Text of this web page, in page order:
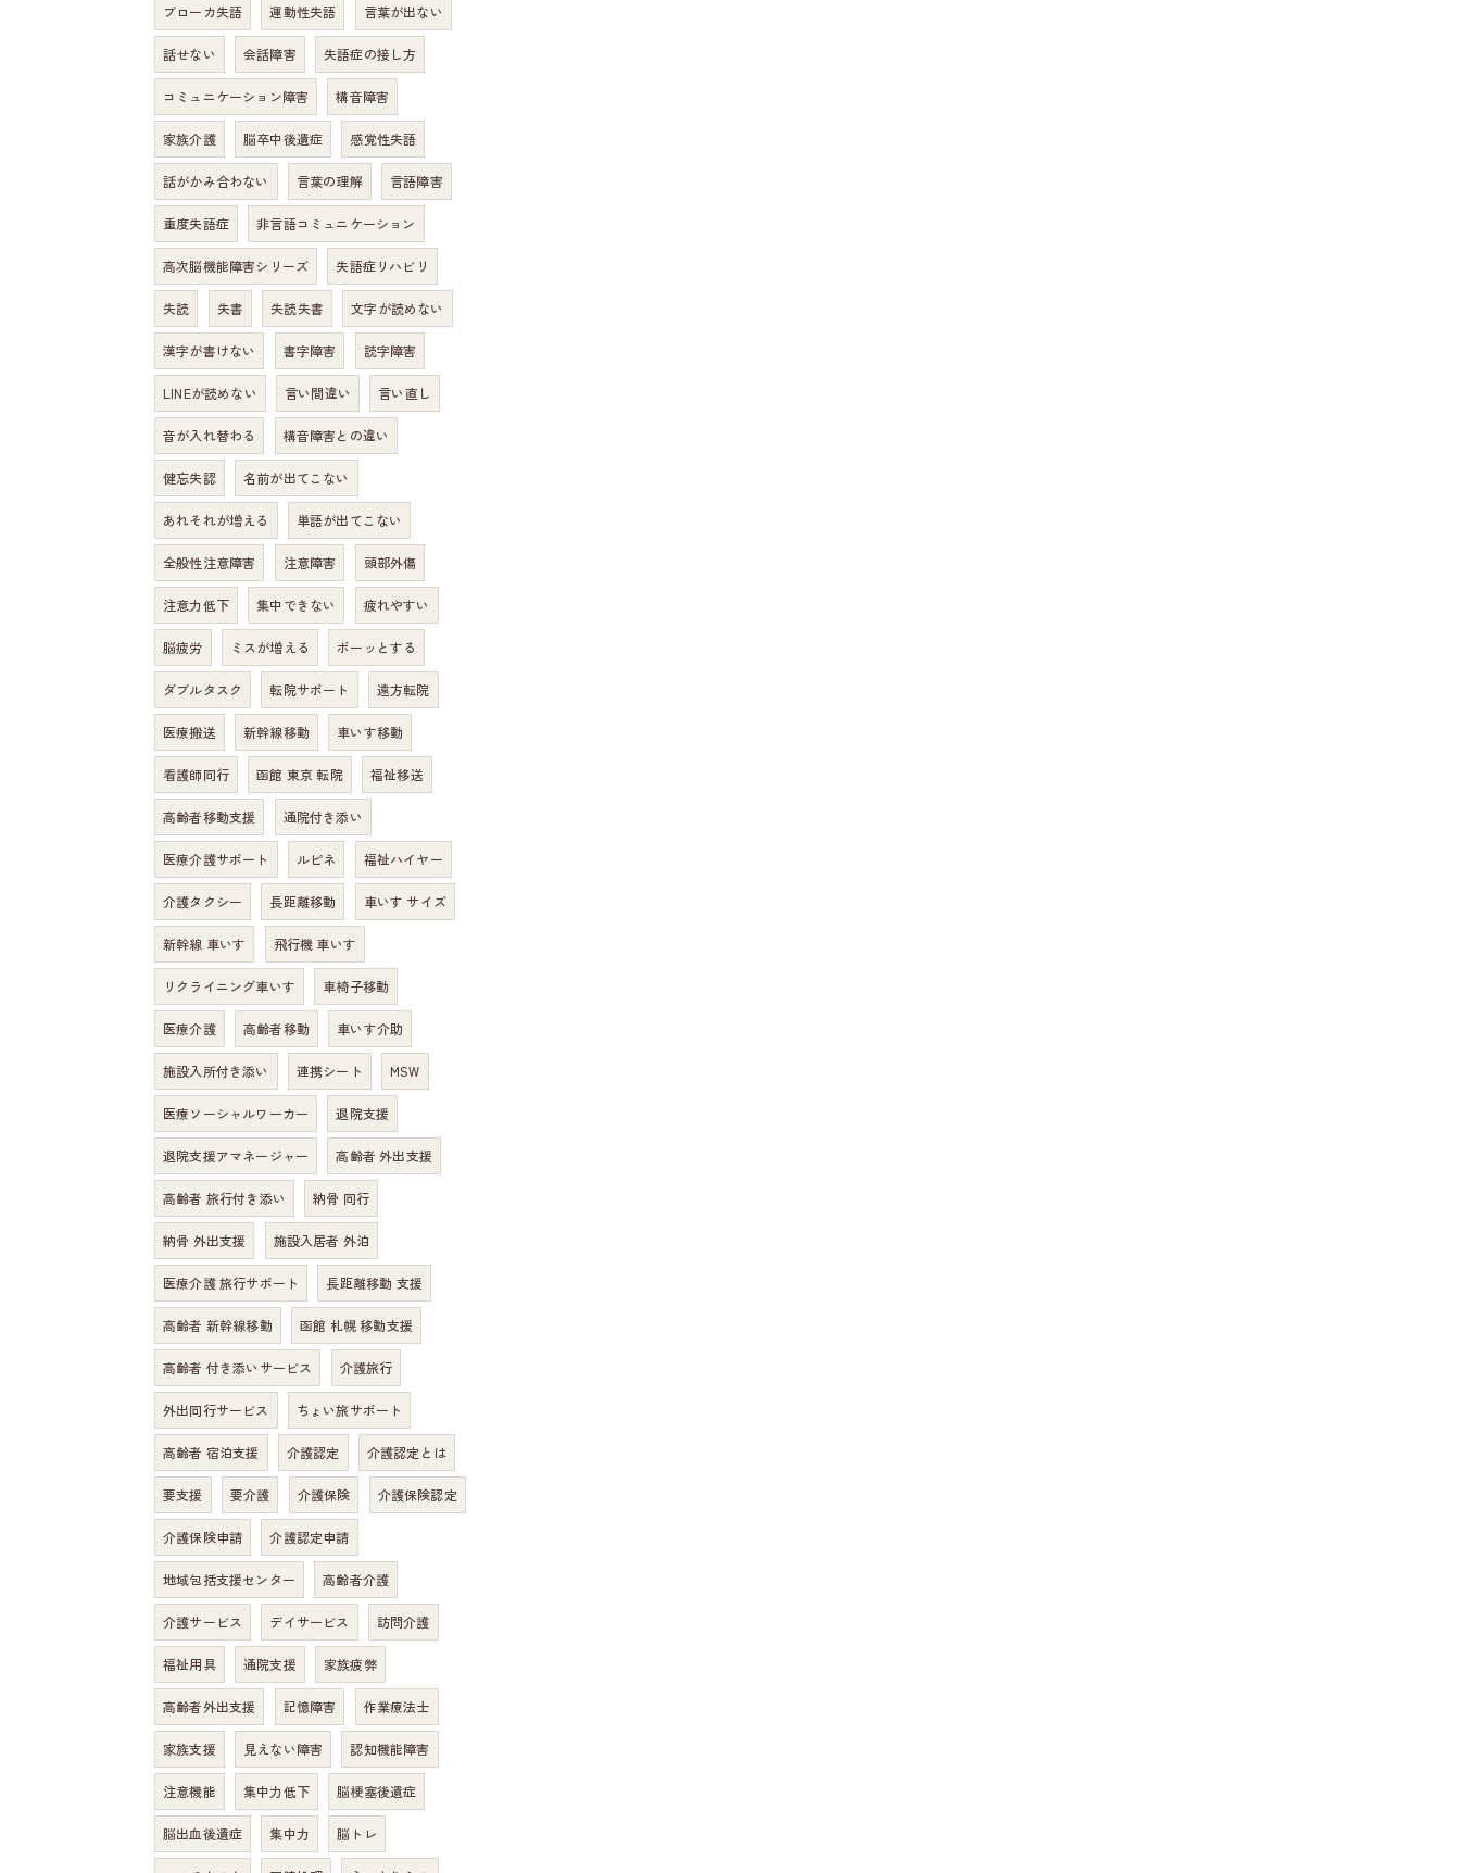
ブローカ失語 運動性失語 言葉が出ない
話せない 会話障害 失語症の接し方
コミュニケーション障害 構音障害
家族介護 脳卒中後遺症 感覚性失語
話がかみ合わない 言葉の理解 言語障害
重度失語症 非言語コミュニケーション
高次脳機能障害シリーズ 失語症リハビリ
失読 失書 失読失書 文字が読めない
漢字が書けない 書字障害 読字障害
LINEが読めない 言い間違い 言い直し
音が入れ替わる 構音障害との違い
健忘失認 名前が出てこない
あれそれが増える 単語が出てこない
全般性注意障害 注意障害 頭部外傷
注意力低下 集中できない 疲れやすい
脳疲労 ミスが増える ボーッとする
ダブルタスク 転院サポート 遠方転院
医療搬送 新幹線移動 車いす移動
看護師同行 函館 東京 転院 福祉移送
高齢者移動支援 通院付き添い
医療介護サポート ルピネ 福祉ハイヤー
介護タクシー 長距離移動 車いす サイズ
新幹線 車いす 飛行機 車いす
リクライニング車いす 車椅子移動
医療介護 高齢者移動 車いす介助
施設入所付き添い 連携シート MSW
医療ソーシャルワーカー 退院支援
退院支援アマネージャー 高齢者 外出支援
高齢者 旅行付き添い 納骨 同行
納骨 外出支援 施設入居者 外泊
医療介護 旅行サポート 長距離移動 支援
高齢者 新幹線移動 函館 札幌 移動支援
高齢者 付き添いサービス 介護旅行
外出同行サービス ちょい旅サポート
高齢者 宿泊支援 介護認定 介護認定とは
要支援 要介護 介護保険 介護保険認定
介護保険申請 介護認定申請
地域包括支援センター 高齢者介護
介護サービス デイサービス 訪問介護
福祉用具 通院支援 家族疲弊
高齢者外出支援 記憶障害 作業療法士
家族支援 見えない障害 認知機能障害
注意機能 集中力低下 脳梗塞後遺症
脳出血後遺症 集中力 脳トレ